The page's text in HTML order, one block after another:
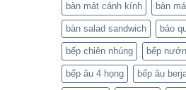
bàn mát cánh kính bàn
bàn salad sandwich bảo
bếp chiên nhúng bếp
bếp âu 4 họng bếp âu